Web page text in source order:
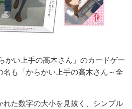
かい上手の高木さん」のカードゲー
名も「からかい上手の高木さん～全
た数字の大小を見抜く、 シンプル